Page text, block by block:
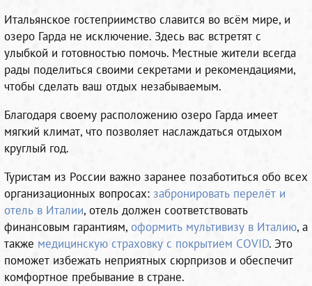
Итальянское гостеприимство славится во всём мире, и
озеро Гарда не исключение. Здесь вас встретят с
улыбкой и готовностью помочь. Местные жители всегда
рады поделиться своими секретами и рекомендациями,
чтобы сделать ваш отдых незабываемым.
Благодаря своему расположению озеро Гарда имеет
мягкий климат, что позволяет наслаждаться отдыхом
круглый год.
Туристам из России важно заранее позаботиться обо всех
организационных вопросах: забронировать перелёт и
отель в Италии, отель должен соответствовать
финансовым гарантиям, оформить мультивизу в Италию, а
также медицинскую страховку с покрытием COVID. Это
поможет избежать неприятных сюрпризов и обеспечит
комфортное пребывание в стране.